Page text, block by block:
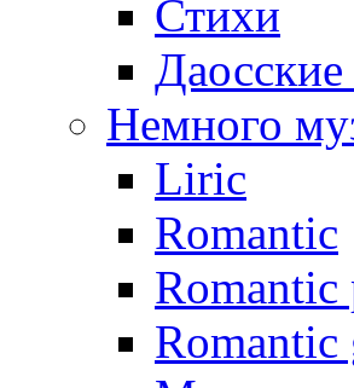
Стихи
Немного
Liric
Romantic
Romantic
Romantic